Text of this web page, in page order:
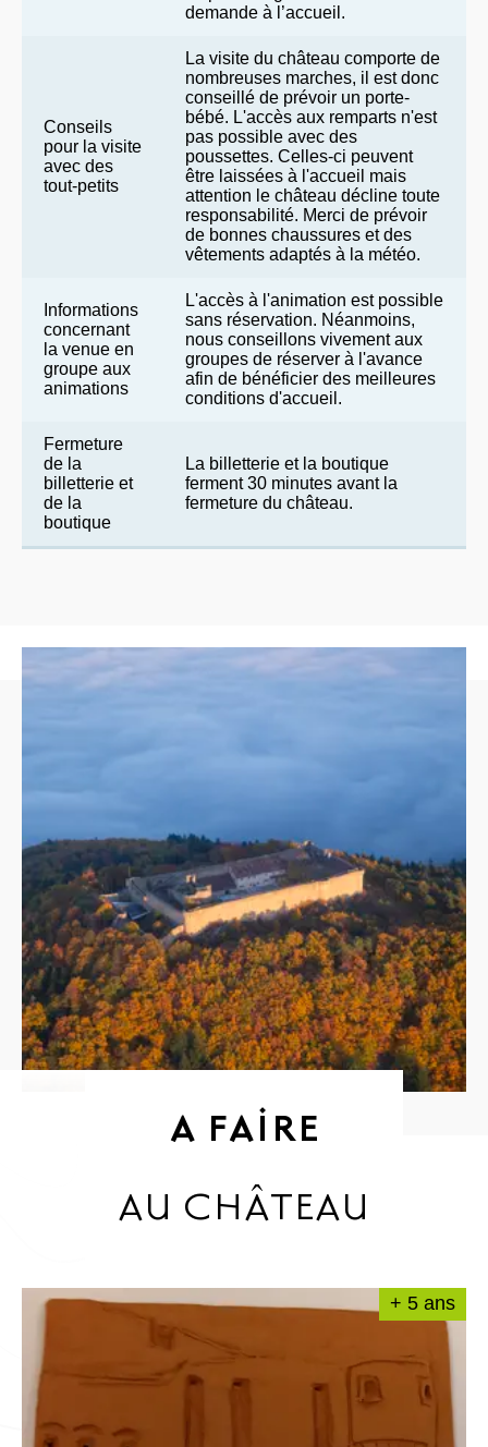
demande à l’accueil.
Conseils
pour la visite
avec des
tout-petits
La visite du château comporte de
nombreuses marches, il est donc
conseillé de prévoir un porte-
bébé. L'accès aux remparts n'est
pas possible avec des
poussettes. Celles-ci peuvent
être laissées à l'accueil mais
attention le château décline toute
responsabilité. Merci de prévoir
de bonnes chaussures et des
vêtements adaptés à la météo.
Informations
concernant
la venue en
groupe aux
animations
L'accès à l'animation est possible
sans réservation. Néanmoins,
nous conseillons vivement aux
groupes de réserver à l'avance
afin de bénéficier des meilleures
conditions d'accueil.
Fermeture
de la
billetterie et
de la
boutique
La billetterie et la boutique
ferment 30 minutes avant la
fermeture du château.
A FAIRE
AU CHÂTEAU
+ 5 ans